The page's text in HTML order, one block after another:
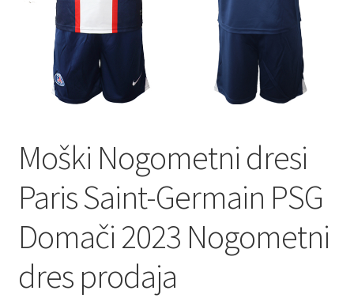
Moški Nogometni dresi
Paris Saint-Germain PSG
Domači 2023 Nogometni
dres prodaja